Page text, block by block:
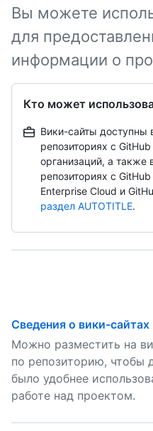
Вы можете
для
информации о
Кто может
Вики-сайты доступны
репозиториях с
организаций, а также
репозиториях с
Enterprise Cloud и
раздел AUTOTITLE.
Сведения о вики-сайтах
Можно разместить на
по репозиторию, чтобы
было удобнее
работе над проектом.